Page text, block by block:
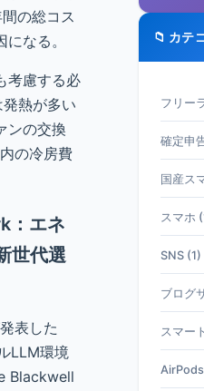
の総コス
なる。
考慮する必
熱が多い
ンの交換
の冷房費
：エネ
世代選
表した
LLM環境
Blackwell
📁 カテ
フリー
確定申
国産ス
スマホ
SNS (1)
ブログ
スマー